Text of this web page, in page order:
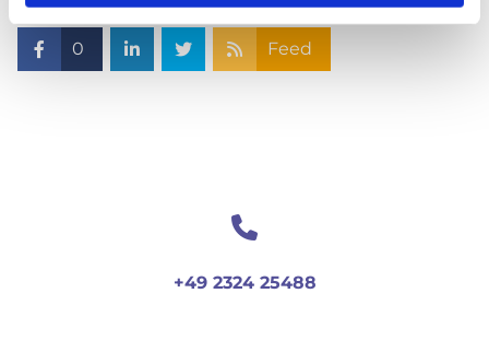
0 Feed
+49 2324 25488